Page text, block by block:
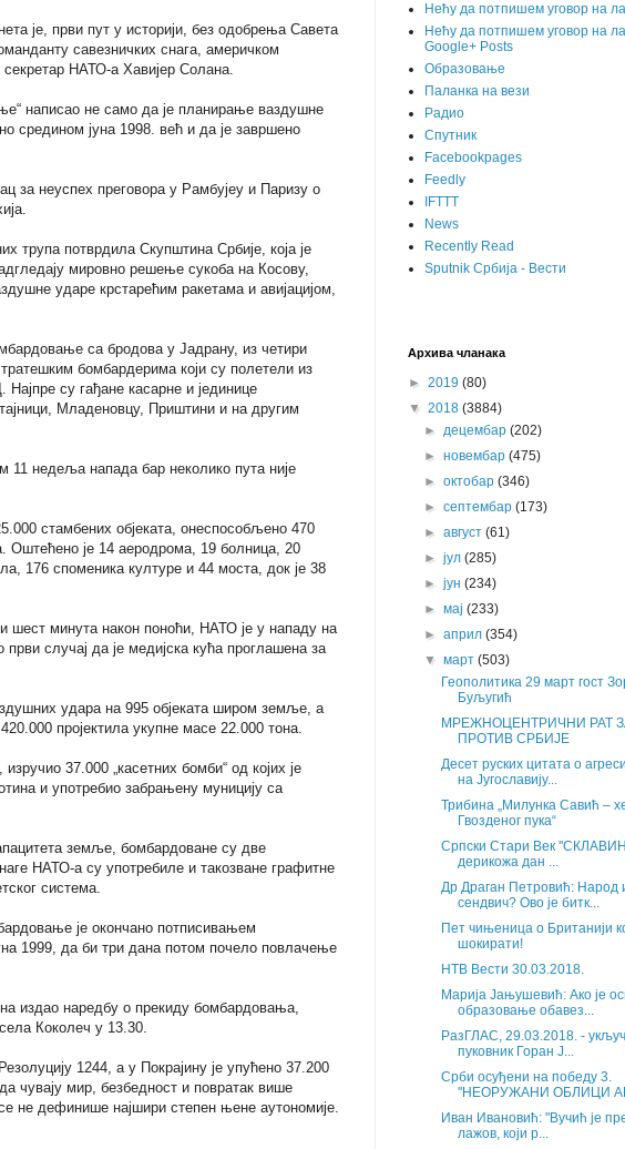
је, први пут у историји, без одобрења Савета
савезничких снага, америчком
НАТО-а Хавијер Солана.
написао не само да је планирање ваздушне
средином јуна 1998. већ и да је завршено
за неуспех преговора у Рамбујеу и Паризу о
трупа потврдила Скупштина Србије, која је
мировно решење сукоба на Косову,
ударе крстарећим ракетама и авијацијом,
са бродова у Јадрану, из четири
бомбардерима који су полетели из
су гађане касарне и јединице
Младеновцу, Приштини и на другим
11 недеља напада бар неколико пута није
стамбених објеката, онеспособљено 470
Оштећено је 14 аеродрома, 19 болница, 20
176 споменика културе и 44 моста, док је 38
шест минута након поноћи, НАТО је у нападу на
случај да је медијска кућа проглашена за
удара на 995 објеката широм земље, а
пројектила укупне масе 22.000 тона.
37.000 „касетних бомби“ од којих је
и употребио забрањену муницију са
земље, бомбардоване су две
НАТО-а су употребиле и такозване графитне
система.
је окончано потписивањем
1999, да би три дана потом почело повлачење
издао наредбу о прекиду бомбардовања,
Коколеч у 13.30.
1244, а у Покрајину је упућено 37.200
чувају мир, безбедност и повратак више
не дефинише најшири степен њене аутономије.
Нећу да потпишем уговор на
Нећу да потпишем уговор на
Google+ Posts
Образовање
Паланка на вези
Радио
Спутник
Facebookpages
Feedly
IFTTT
News
Recently Read
Sputnik Србија - Вести
Архива чланака
► 2019 (80)
▼ 2018 (3884)
►децембар(202)
►новембар(475)
►октобар(346)
►септембар(173)
►август(61)
►јул(285)
►јун(234)
►мај(233)
►април(354)
▼март(503)
Геополитика 29 март гост
Буљугић
МРЕЖНОЦЕНТРИЧНИ РАТ
ПРОТИВ СРБИЈЕ
Десет руских цитата о
на Југославију...
Трибина „Милунка Савић –
Гвозденог пука“
Српски Стари Век
дерикожа дан ...
Др Драган Петровић: Народ
сендвич? Ово је битк...
Пет чињеница о Британији
шокирати!
НТВ Вести 30.03.2018.
Марија Јањушевић: Ако је
образовање обавез...
РазГЛАС, 29.03.2018. -
пуковник Горан Ј...
Срби осуђени на победу 3.
''НЕОРУЖАНИ ОБЛИЦИ
Иван Ивановић: "Вучић је
лажов, који р...